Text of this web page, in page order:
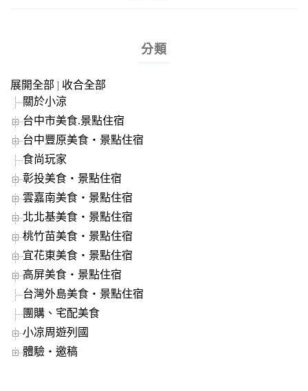
分類
展開全部 | 收合全部
關於小涼
台中市美食.景點住宿
台中豐原美食‧景點住宿
食尚玩家
彰投美食‧景點住宿
雲嘉南美食‧景點住宿
北北基美食‧景點住宿
桃竹苗美食‧景點住宿
宜花東美食‧景點住宿
高屏美食‧景點住宿
台灣外島美食‧景點住宿
團購、宅配美食
小凉周遊列國
體驗‧邀稿